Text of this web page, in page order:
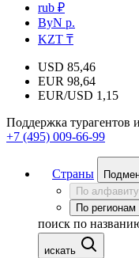
rub ₽
ByN р.
KZT ₸
USD 85,46
EUR 98,64
EUR/USD 1,15
Поддержка турагентов
+7 (495) 009-66-99
Страны
По алфавиту
По регионам
поиск по
искать